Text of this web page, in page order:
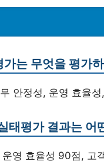
는 무엇을 평가
안정성, 운영 효율
태평가 결과는 어
영 효율성 90점, 고